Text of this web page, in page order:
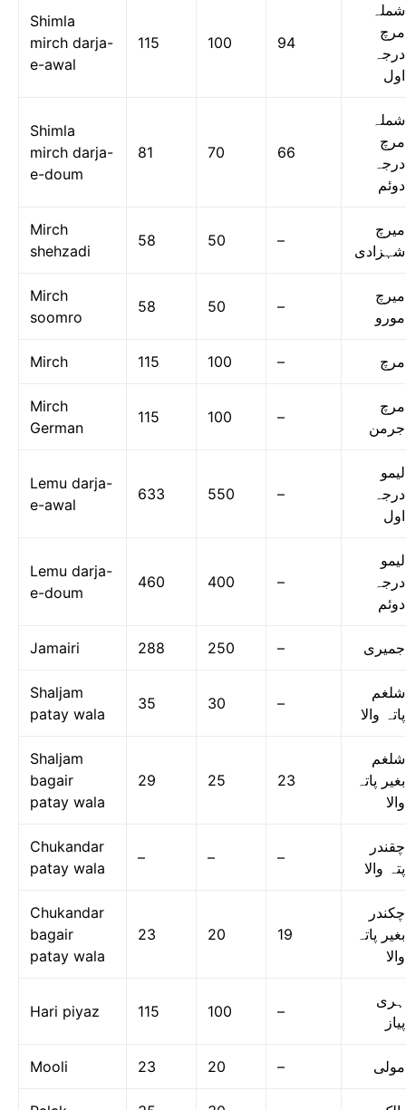
Shimla
mirch darja-
e-awal
115 100 94
شملہ
مرچ
درجہ
اول
Shimla
mirch darja-
e-doum
81 70 66
شملہ
مرچ
درجہ
دوئم
Mirch
shehzadi
58 50 –
میرچ
شہزادی
Mirch
soomro
58 50 –
میرچ
مورو
Mirch 115 100 – مرچ
Mirch
German
115 100 –
مرچ
جرمن
Lemu darja-
e-awal
633 550 –
لیمو
درجہ
اول
Lemu darja-
e-doum
460 400 –
لیمو
درجہ
دوئم
Jamairi 288 250 – جمیری
Shaljam
patay wala
35 30 –
شلغم
پاتہ والا
Shaljam
bagair
patay wala
29 25 23
شلغم
بغیر پاتہ
والا
Chukandar
patay wala
– – –
چقندر
پتہ والا
Chukandar
bagair
patay wala
23 20 19
چکندر
بغیر پاتہ
والا
Hari piyaz 115 100 –
ہری
پیاز
Mooli 23 20 – مولی